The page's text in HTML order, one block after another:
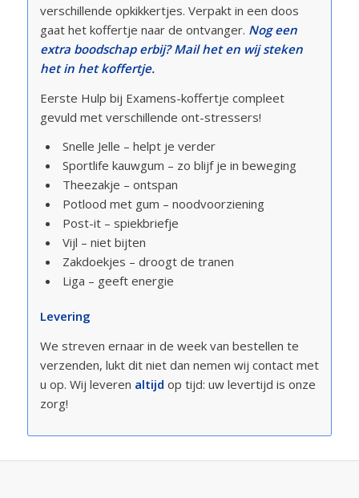
verschillende opkikkertjes. Verpakt in een doos
gaat het koffertje naar de ontvanger. Nog een
extra boodschap erbij? Mail het en wij steken
het in het koffertje.
Eerste Hulp bij Examens-koffertje compleet
gevuld met verschillende ont-stressers!
Snelle Jelle – helpt je verder
Sportlife kauwgum – zo blijf je in beweging
Theezakje – ontspan
Potlood met gum – noodvoorziening
Post-it – spiekbriefje
Vijl – niet bijten
Zakdoekjes – droogt de tranen
Liga – geeft energie
Levering
We streven ernaar in de week van bestellen te
verzenden, lukt dit niet dan nemen wij contact met
u op. Wij leveren altijd op tijd: uw levertijd is onze
zorg!